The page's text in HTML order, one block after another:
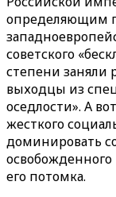
определяющим
советского
степени
выходцы из
оседлости». А
жесткого
доминировать
освобожденного
его потомка.